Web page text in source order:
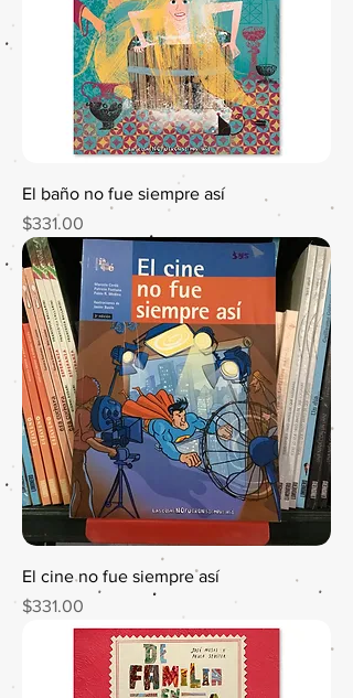
El baño no fue siempre así
Precio
$331.00
El cine no fue siempre así
Precio
$331.00